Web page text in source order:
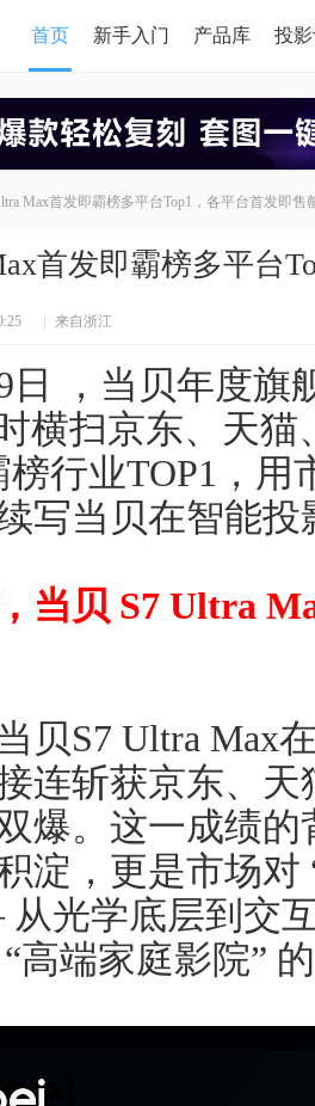
首页 新手入门 产品库 投
Max首发即霸榜多平台Top1，各平台首发即售
首发即霸榜多平台
来自浙江
日 ，当贝年度旗
横扫京东、天
榜行业TOP1，用
写当贝在智能
当贝 S7 Ultra
贝S7 Ultra Max
连斩获京东、
爆。这一成绩
淀，更是市场对
光学底层到交
高端家庭影院”